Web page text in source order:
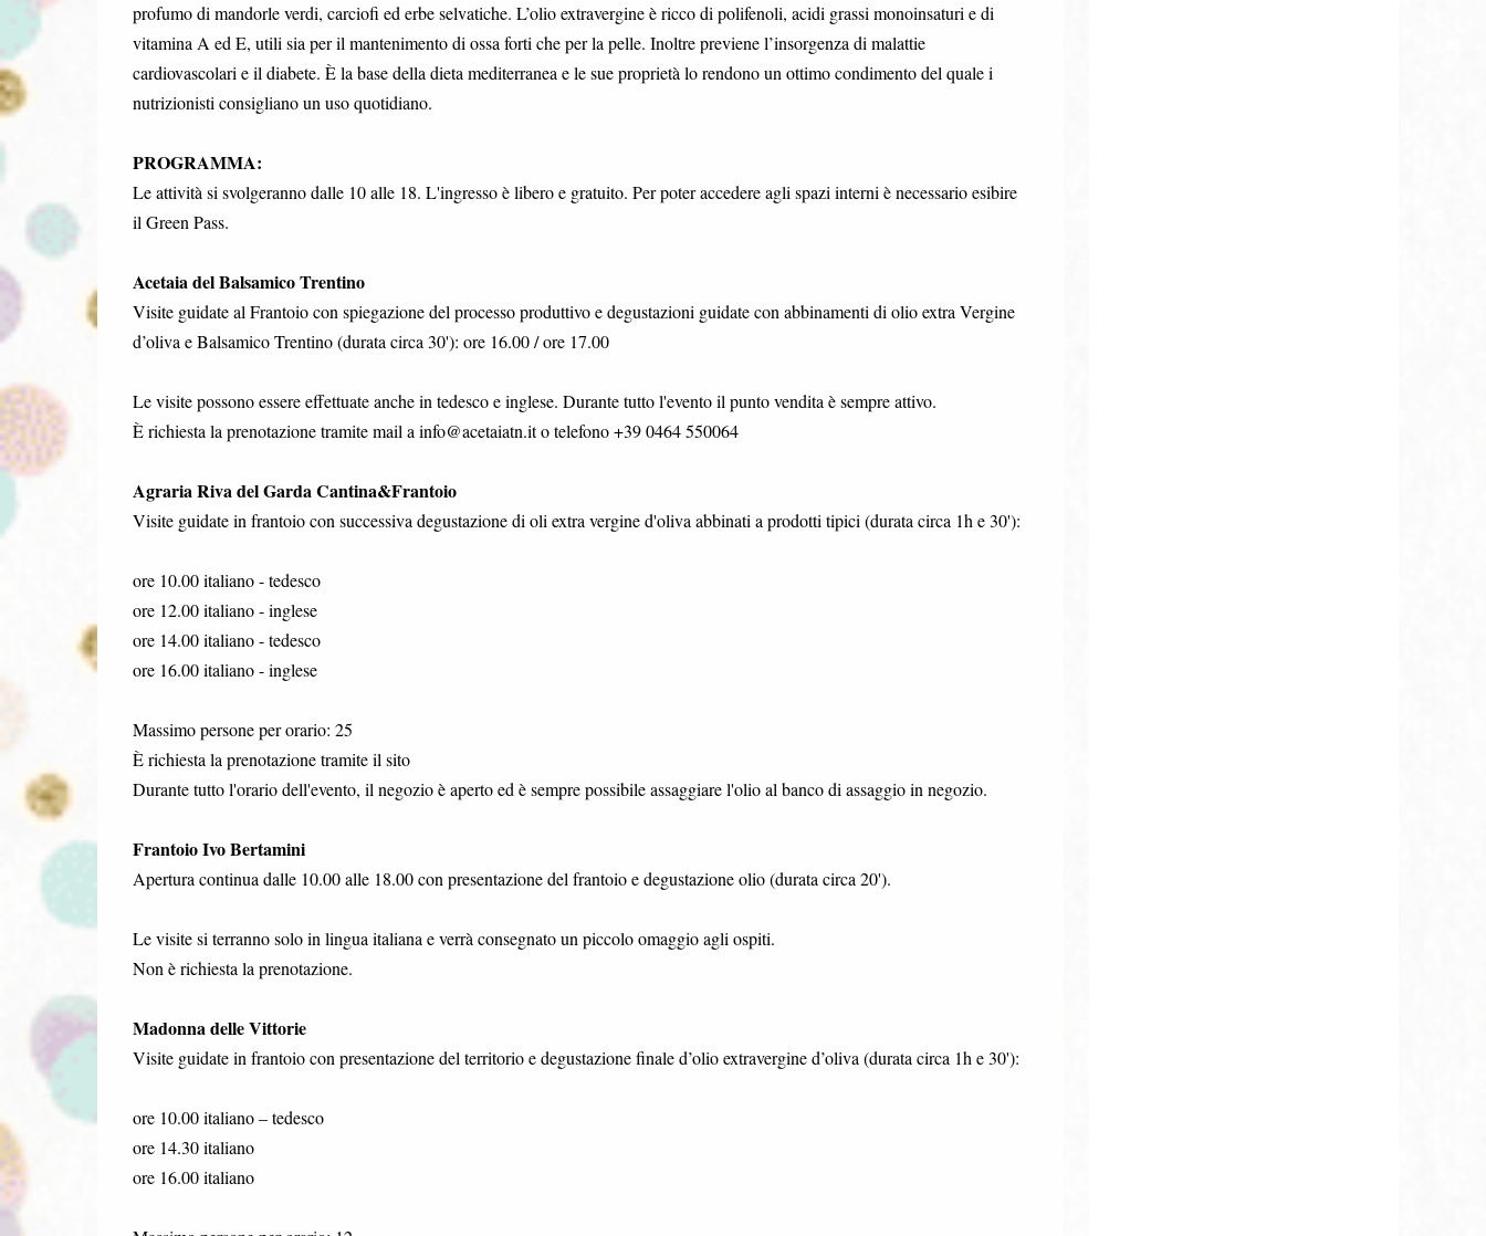
profumo di mandorle verdi, carciofi ed erbe selvatiche. L’olio extravergine è ricco di polifenoli, acidi grassi monoinsaturi e di
vitamina A ed E, utili sia per il mantenimento di ossa forti che per la pelle. Inoltre previene l’insorgenza di malattie
cardiovascolari e il diabete. È la base della dieta mediterranea e le sue proprietà lo rendono un ottimo condimento del quale i
nutrizionisti consigliano un uso quotidiano.
PROGRAMMA:
Le attività si svolgeranno dalle 10 alle 18. L'ingresso è libero e gratuito. Per poter accedere agli spazi interni è necessario esibire
il Green Pass.
Acetaia del Balsamico Trentino
Visite guidate al Frantoio con spiegazione del processo produttivo e degustazioni guidate con abbinamenti di olio extra Vergine
d’oliva e Balsamico Trentino (durata circa 30'): ore 16.00 / ore 17.00
Le visite possono essere effettuate anche in tedesco e inglese. Durante tutto l'evento il punto vendita è sempre attivo.
È richiesta la prenotazione tramite mail a info@acetaiatn.it o telefono +39 0464 550064
Agraria Riva del Garda Cantina&Frantoio
Visite guidate in frantoio con successiva degustazione di oli extra vergine d'oliva abbinati a prodotti tipici (durata circa 1h e 30'):
ore 10.00 italiano - tedesco
ore 12.00 italiano - inglese
ore 14.00 italiano - tedesco
ore 16.00 italiano - inglese
Massimo persone per orario: 25
È richiesta la prenotazione tramite il sito
Durante tutto l'orario dell'evento, il negozio è aperto ed è sempre possibile assaggiare l'olio al banco di assaggio in negozio.
Frantoio Ivo Bertamini
Apertura continua dalle 10.00 alle 18.00 con presentazione del frantoio e degustazione olio (durata circa 20').
Le visite si terranno solo in lingua italiana e verrà consegnato un piccolo omaggio agli ospiti.
Non è richiesta la prenotazione.
Madonna delle Vittorie
Visite guidate in frantoio con presentazione del territorio e degustazione finale d’olio extravergine d’oliva (durata circa 1h e 30'):
ore 10.00 italiano – tedesco
ore 14.30 italiano
ore 16.00 italiano